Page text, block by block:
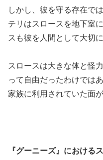
しかし、彼を守る存在で
テリはスロースを地下室
スも彼を人間として大切
スロースは大きな体と怪
って自由だったわけでは
家族に利用されていた面が
『グーニーズ』における